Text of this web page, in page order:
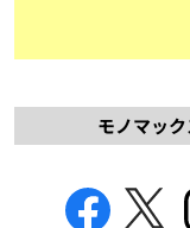
モノマッ